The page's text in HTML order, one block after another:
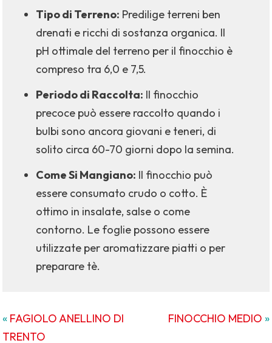
Tipo di Terreno: Predilige terreni ben
drenati e ricchi di sostanza organica. Il
pH ottimale del terreno per il finocchio è
compreso tra 6,0 e 7,5.
Periodo di Raccolta: Il finocchio
precoce può essere raccolto quando i
bulbi sono ancora giovani e teneri, di
solito circa 60-70 giorni dopo la semina.
Come Si Mangiano: Il finocchio può
essere consumato crudo o cotto. È
ottimo in insalate, salse o come
contorno. Le foglie possono essere
utilizzate per aromatizzare piatti o per
preparare tè.
« FAGIOLO ANELLINO DI
TRENTO
FINOCCHIO MEDIO »